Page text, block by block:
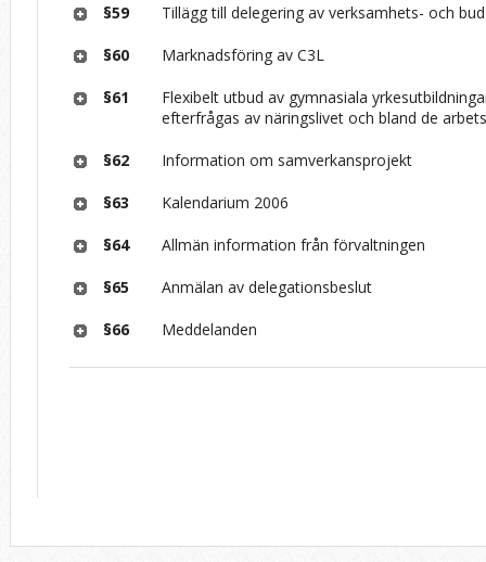
§59 Tillägg till delegering av verksamhets- och
§60 Marknadsföring av C3L
§61
Flexibelt utbud av gymnasiala
efterfrågas av näringslivet och bland de
§62 Information om samverkansprojekt
§63 Kalendarium 2006
§64 Allmän information från förvaltningen
§65 Anmälan av delegationsbeslut
§66 Meddelanden